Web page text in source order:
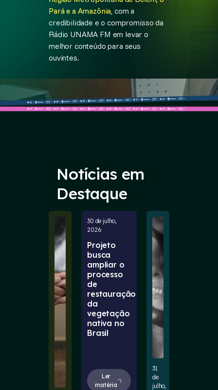
Pará e a Amazônia, com a
credibilidade e o compromisso da
Rádio UNAMA FM em levar o
melhor conteúdo para seus
ouvintes.
Notícias em
Destaque
30 de julho,
2026
Projeto
busca
ampliar o
processo
de
restauração
da
vegetação
nativa no
Brasil
Ler
matéria
31
de
julho,